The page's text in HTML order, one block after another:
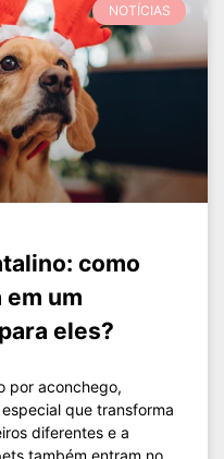
NOTÍCIAS
como
um
eles?
por aconchego,
que transforma
diferentes e a
também entram no